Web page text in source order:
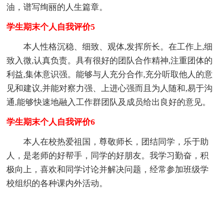
油，谱写绚丽的人生篇章。
学生期末个人自我评价5
本人性格沉稳、细致、观体,发挥所长。在工作上,细
致入微,认真负责。具有很好的团队合作精神,注重团体的
利益,集体意识强。能够与人充分合作,充分听取他人的意
见和建议,并能对察力强、上进心强而且为人随和,易于沟
通,能够快速地融入工作群团队及成员给出良好的意见。
学生期末个人自我评价6
本人在校热爱祖国，尊敬师长，团结同学，乐于助
人，是老师的好帮手，同学的好朋友。我学习勤奋，积
极向上，喜欢和同学讨论并解决问题，经常参加班级学
校组织的各种课内外活动。